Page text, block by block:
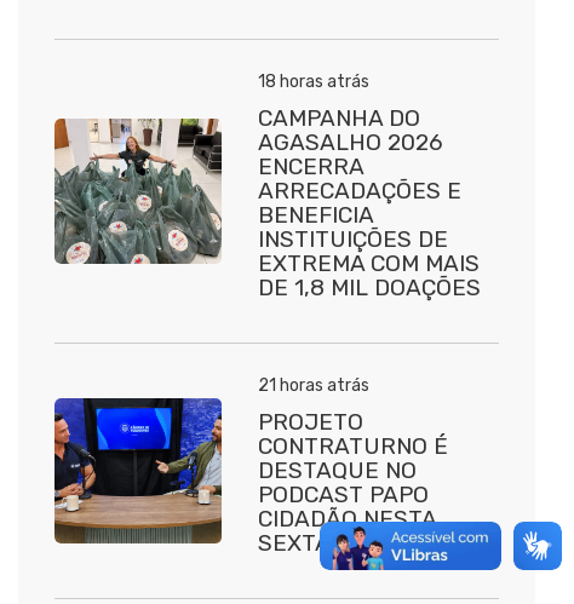
18 horas atrás
CAMPANHA DO
AGASALHO 2026
ENCERRA
ARRECADAÇÕES E
BENEFICIA
INSTITUIÇÕES DE
EXTREMA COM MAIS
DE 1,8 MIL DOAÇÕES
21 horas atrás
PROJETO
CONTRATURNO É
DESTAQUE NO
PODCAST PAPO
CIDADÃO NESTA
SEXTA (7)